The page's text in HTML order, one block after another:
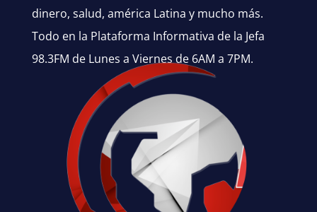
dinero, salud, américa Latina y mucho más.
Todo en la Plataforma Informativa de la Jefa
98.3FM de Lunes a Viernes de 6AM a 7PM.